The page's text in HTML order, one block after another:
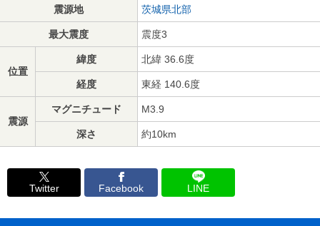
震源地 茨城県北部
最大震度 震度3
位置
緯度 北緯 36.6度
経度 東経 140.6度
震源
マグニチュード M3.9
深さ 約10km
Twitter Facebook LINE